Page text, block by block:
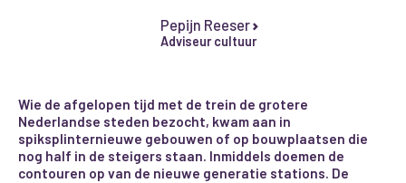
Pepijn Reeser
Adviseur cultuur
Wie de afgelopen tijd met de trein de grotere
Nederlandse steden bezocht, kwam aan in
spiksplinternieuwe gebouwen of op bouwplaatsen die
nog half in de steigers staan. Inmiddels doemen de
contouren op van de nieuwe generatie stations. De